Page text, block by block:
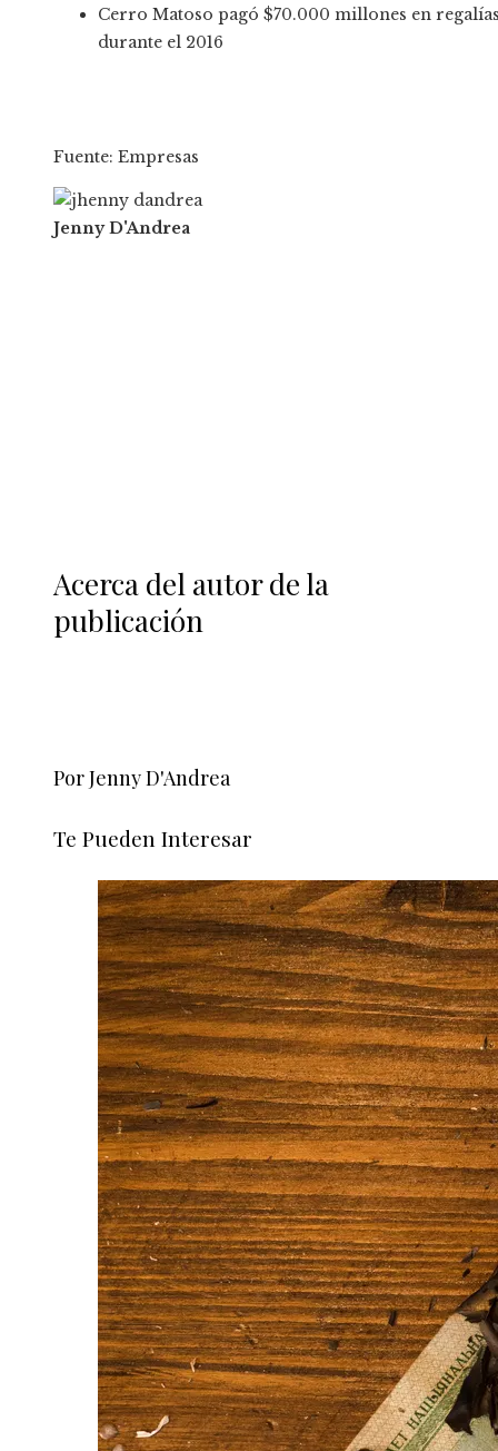
Cerro Matoso pagó $70.000 millones en
durante el 2016
Fuente: Empresas
Jenny D'Andrea
Acerca del autor de la
publicación
Por Jenny D'Andrea
Te Pueden Interesar